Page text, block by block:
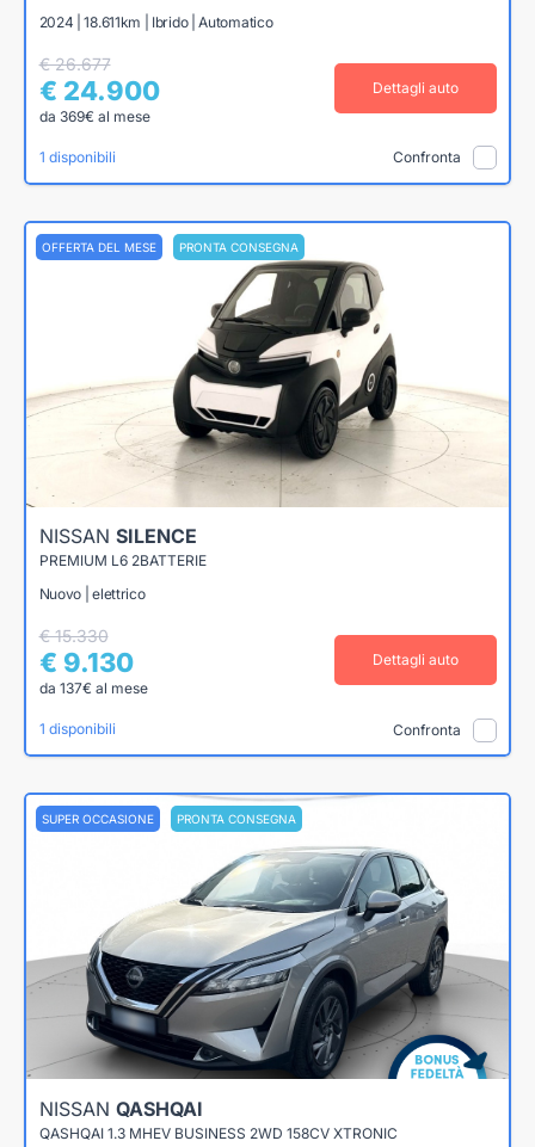
2024 | 18.611km | Ibrido | Automatico
€ 26.677
€ 24.900
da 369€ al mese
Dettagli auto
1 disponibili Confronta
OFFERTA DEL MESE PRONTA CONSEGNA
NISSAN SILENCE
PREMIUM L6 2BATTERIE
Nuovo | elettrico
€ 15.330
€ 9.130
da 137€ al mese
Dettagli auto
1 disponibili Confronta
SUPER OCCASIONE PRONTA CONSEGNA
NISSAN QASHQAI
QASHQAI 1.3 MHEV BUSINESS 2WD 158CV XTRONIC